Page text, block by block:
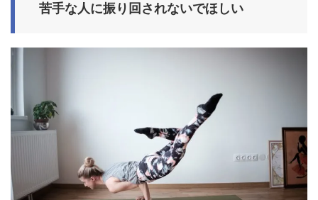
苦手な人に振り回されないでほしい